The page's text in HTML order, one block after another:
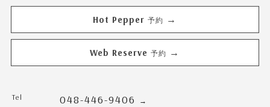
Hot Pepper 予約 →
Web Reserve 予約 →
Tel 048-446-9406 →